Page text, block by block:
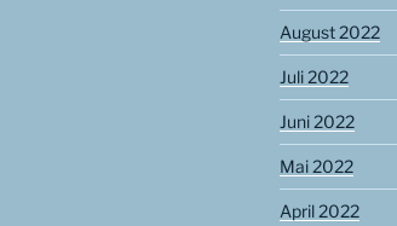
August 2022
Juli 2022
Juni 2022
Mai 2022
April 2022